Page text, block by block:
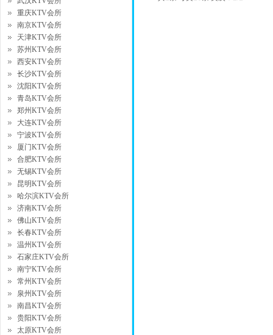
重庆KTV会所
南京KTV会所
天津KTV会所
苏州KTV会所
西安KTV会所
长沙KTV会所
沈阳KTV会所
青岛KTV会所
郑州KTV会所
大连KTV会所
宁波KTV会所
厦门KTV会所
合肥KTV会所
无锡KTV会所
昆明KTV会所
哈尔滨KTV会所
济南KTV会所
佛山KTV会所
长春KTV会所
温州KTV会所
石家庄KTV会所
南宁KTV会所
常州KTV会所
泉州KTV会所
南昌KTV会所
贵阳KTV会所
太原KTV会所